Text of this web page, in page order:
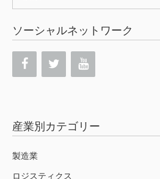
索:
ソーシャルネットワーク
産業別カテゴリー
製造業
ロジスティクス